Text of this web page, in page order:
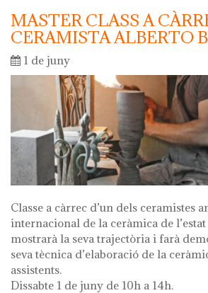
MASTER CLASS A
CERAMISTA ALBERTO
1 de juny
Classe a càrrec d’un dels ceramistes
internacional de la ceràmica de
mostrarà la seva trajectòria i farà
seva tècnica d’elaboració de la
assistents.
Dissabte 1 de juny de 10h a 14h.